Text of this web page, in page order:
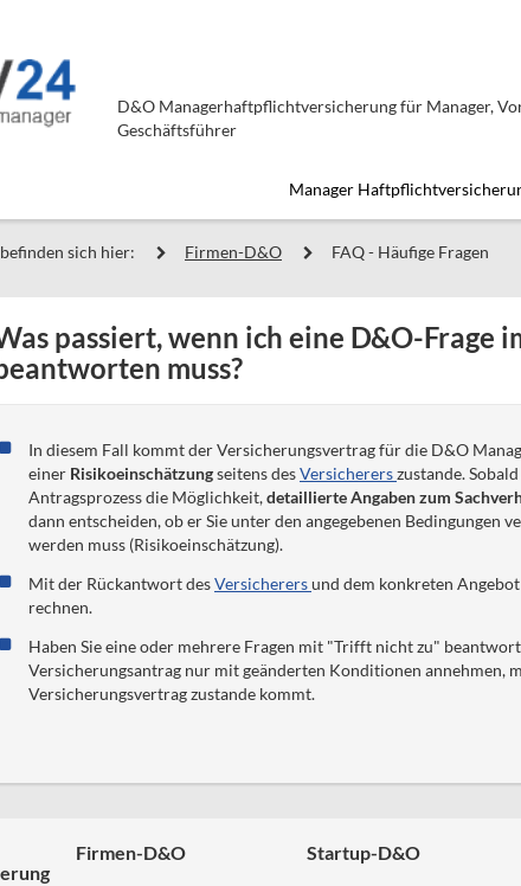
D&O Managerhaftpflichtversicherung für Manager,
Geschäftsführer
Manager
sich hier: Firmen-D&O FAQ - Häufige Fragen
passiert, wenn ich eine D&O-
muss?
In diesem Fall kommt der Versicherungsvertragfür die D&O
einer Risikoeinschätzungseitens desVersichererszustande.
Antragsprozess die Möglichkeit,detaillierte Angaben zum
dann entscheiden, ob er Sie unter den angegebenen Bedingungen
werden muss (Risikoeinschätzung).
Mit der Rückantwort desVersicherersund dem konkreten
rechnen.
Haben Sie eine oder mehrere Fragen mit "Trifft nicht zu"
Versicherungsantrag nur mit geänderten Konditionen annehmen,
Versicherungsvertrag zustande kommt.
Firmen-D&O Startup-D&O